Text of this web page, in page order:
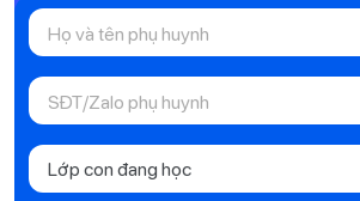
Lớp con đang học